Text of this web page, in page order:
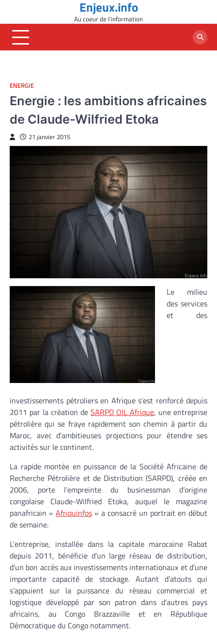
content
Enjeux.info
Au coeur de l'information
ENERGIE
Energie : les ambitions africaines
de Claude-Wilfried Etoka
21 janvier 2015
Le milieu
des services
et des
investissements pétroliers en Afrique s’est renforcé depuis
2011 par la création de SARPD OIL Afrique, une entreprise
pétrolière qui se fraye rapidement son chemin à partir du
Maroc, avec d’ambitieuses projections pour étendre ses
activités sur le continent.
La rapide montée en puissance de la Société Africaine de
Recherche Pétrolière et de Distribution (SARPD), créée en
2006, porte l’empreinte du businessman d’origine
congolaise Claude-Wilfried Etoka, auquel le magazine
panafricain « Afriquinfos » a consacré un portrait en début
de semaine.
L’entreprise, installée dans la capitale marocaine Rabat
depuis 2011, bénéficie d’un large réseau de distribution,
d’un bon accès aux investissements internationaux et d’une
importante capacité de stockage. Autant d’atouts qui
s’appuient sur la puissance du réseau commercial et
logistique développé par son patron dans d’autres pays
africains, au Congo Brazzaville et en République
Démocratique du Congo notamment.